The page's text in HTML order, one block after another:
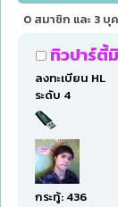
0 สมาชิก และ 3
ทิวปาร์ตี้
ลงทะเบียน HL
ระดับ 4
กระทู้: 436